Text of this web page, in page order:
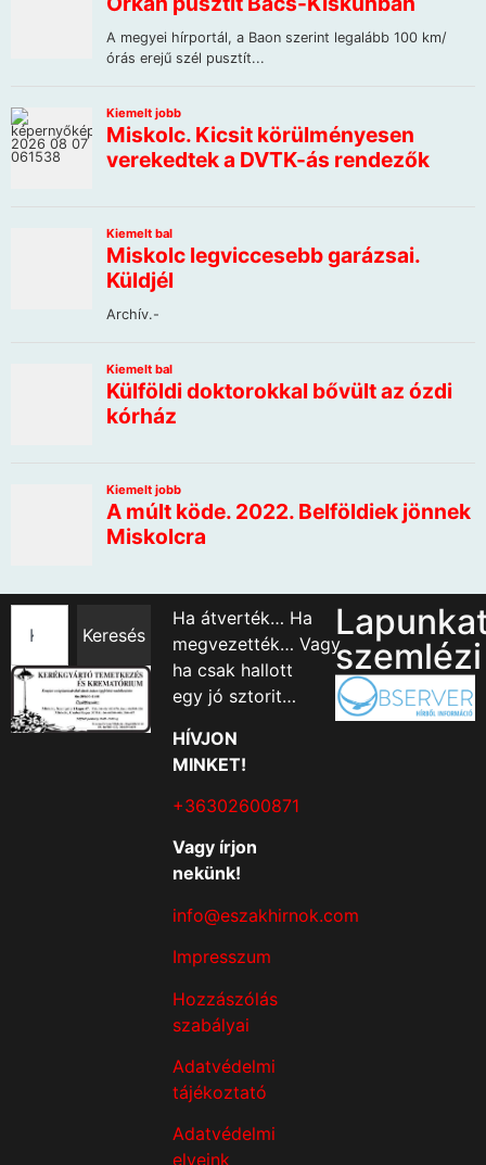
Keresés
Ha átverték… Ha
megvezették… Vagy
ha csak hallott
egy jó sztorit…
HÍVJON
MINKET!
+36302600871
Vagy írjon
nekünk!
info@eszakhirnok.com
Impresszum
Hozzászólás
szabályai
Adatvédelmi
tájékoztató
Adatvédelmi
elveink
szemlézi